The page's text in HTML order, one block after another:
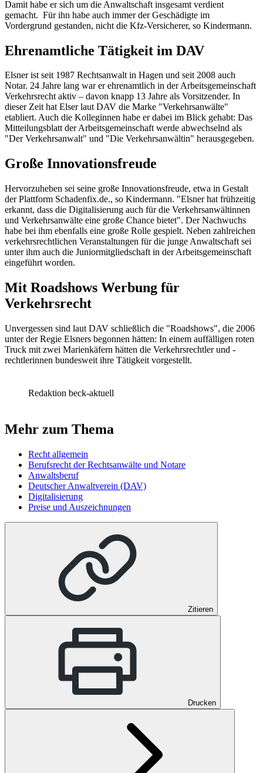
Damit habe er sich um die Anwaltschaft insgesamt verdient
gemacht. Für ihn habe auch immer der Geschädigte im
Vordergrund gestanden, nicht die Kfz-Versicherer, so Kindermann.
Ehrenamtliche Tätigkeit im DAV
Elsner ist seit 1987 Rechtsanwalt in Hagen und seit 2008 auch
Notar. 24 Jahre lang war er ehrenamtlich in der Arbeitsgemeinschaft
Verkehrsrecht aktiv – davon knapp 13 Jahre als Vorsitzender. In
dieser Zeit hat Elser laut DAV die Marke "Verkehrsanwälte"
etabliert. Auch die Kolleginnen habe er dabei im Blick gehabt: Das
Mitteilungsblatt der Arbeitsgemeinschaft werde abwechselnd als
"Der Verkehrsanwalt" und "Die Verkehrsanwältin" herausgegeben.
Große Innovationsfreude
Hervorzuheben sei seine große Innovationsfreude, etwa in Gestalt
der Plattform Schadenfix.de., so Kindermann. "Elsner hat frühzeitig
erkannt, dass die Digitalisierung auch für die Verkehrsanwältinnen
und Verkehrsanwälte eine große Chance bietet". Der Nachwuchs
habe bei ihm ebenfalls eine große Rolle gespielt. Neben zahlreichen
verkehrsrechtlichen Veranstaltungen für die junge Anwaltschaft sei
unter ihm auch die Juniormitgliedschaft in der Arbeitsgemeinschaft
eingeführt worden.
Mit Roadshows Werbung für
Verkehrsrecht
Unvergessen sind laut DAV schließlich die "Roadshows", die 2006
unter der Regie Elsners begonnen hätten: In einem auffälligen roten
Truck mit zwei Marienkäfern hätten die Verkehrsrechtler und -
rechtlerinnen bundesweit ihre Tätigkeit vorgestellt.
Redaktion beck-aktuell
Mehr zum Thema
Recht allgemein
Berufsrecht der Rechtsanwälte und Notare
Anwaltsberuf
Deutscher Anwaltverein (DAV)
Digitalisierung
Preise und Auszeichnungen
Zitieren
Drucken